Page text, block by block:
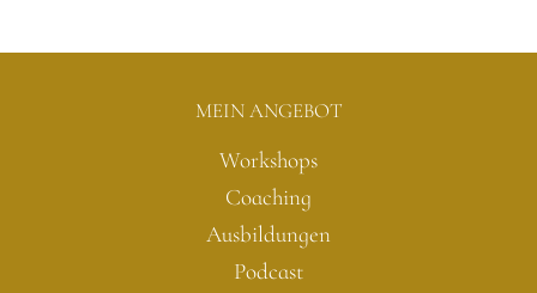
MEIN ANGEBOT
Workshops
Coaching
Ausbildungen
Podcast